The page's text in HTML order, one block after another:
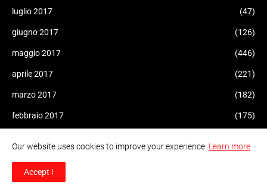
luglio 2017 (47)
giugno 2017 (126)
maggio 2017 (446)
aprile 2017 (221)
marzo 2017 (182)
febbraio 2017 (175)
novembre 2016
Our website uses cookies to improve your experience. Learn more
Accept !